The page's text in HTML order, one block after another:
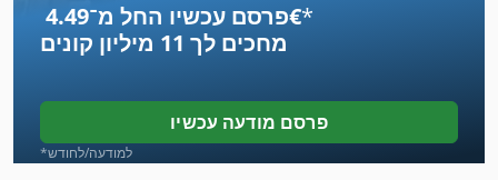
Ammann Av 20
Canon 2380 I
Foliant 520
Gallus Em 280
פרסם עכשיו החל מ־‏4.49 ‏€*
מחכים לך 11 מיליון קונים
פרסם מודעה עכשיו
*למודעה/לחודש